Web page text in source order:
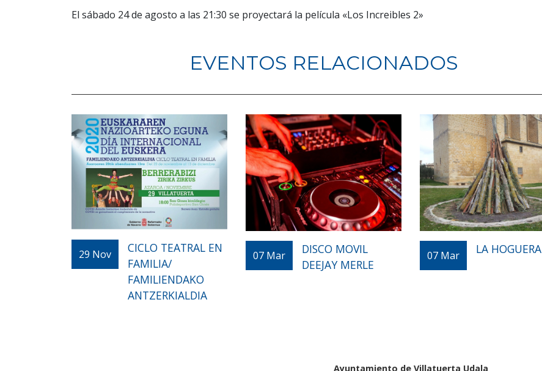
El sábado 24 de agosto a las 21:30 se proyectará la película «Los Increibles 2»
EVENTOS RELACIONADOS
29 Nov
CICLO TEATRAL EN
FAMILIA/
FAMILIENDAKO
ANTZERKIALDIA
07 Mar
DISCO MOVIL
DEEJAY MERLE
07 Mar LA HOGUERA
Ayuntamiento de Villatuerta Udala